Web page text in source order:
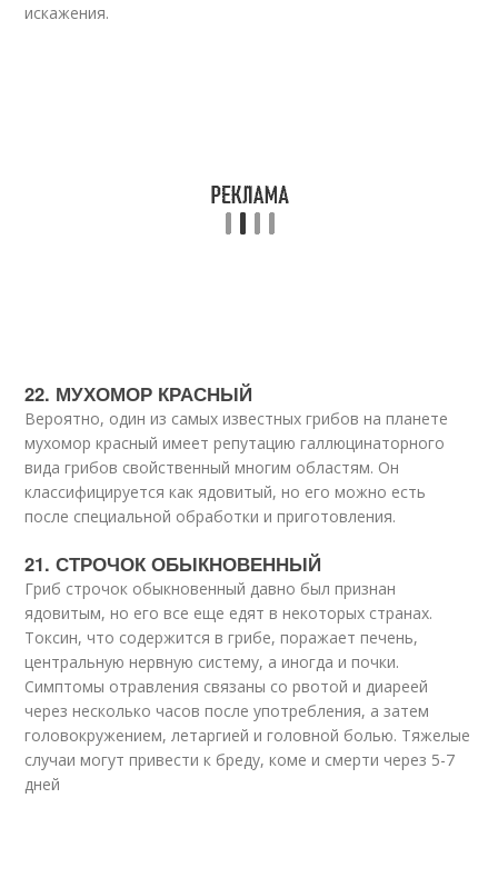
искажения.
22. МУХОМОР КРАСНЫЙ
Вероятно, один из самых известных грибов на планете
мухомор красный имеет репутацию галлюцинаторного
вида грибов свойственный многим областям. Он
классифицируется как ядовитый, но его можно есть
после специальной обработки и приготовления.
21. СТРОЧОК ОБЫКНОВЕННЫЙ
Гриб строчок обыкновенный давно был признан
ядовитым, но его все еще едят в некоторых странах.
Токсин, что содержится в грибе, поражает печень,
центральную нервную систему, а иногда и почки.
Симптомы отравления связаны со рвотой и диареей
через несколько часов после употребления, а затем
головокружением, летаргией и головной болью. Тяжелые
случаи могут привести к бреду, коме и смерти через 5-7
дней